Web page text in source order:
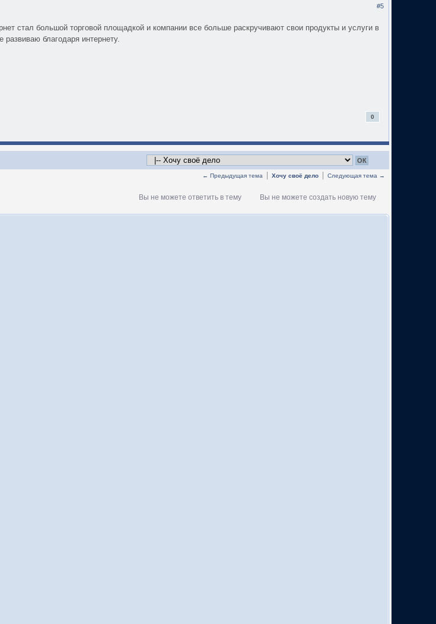
#5
стал большой торговой площадкой и компании все больше раскручивают свои продукты и услуги в
благодаря интернету.
0
← Предыдущая тема Хочу своё дело Следующая тема →
Вы не можете создать новую тему
Вы не можете ответить в тему